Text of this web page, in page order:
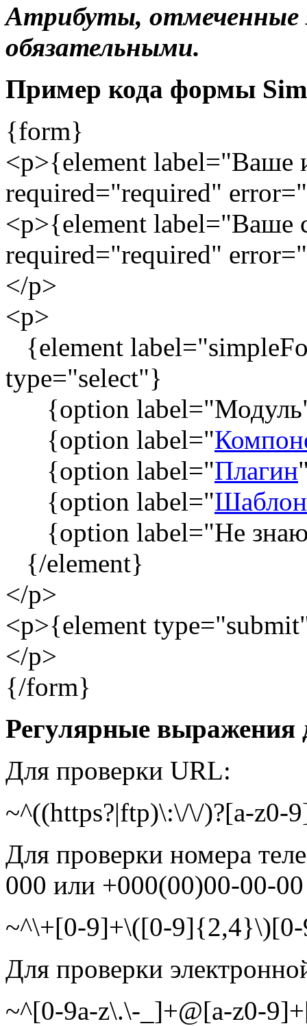
Атрибуты, отмеченные
обязательными.
Пример кода формы
{form}
<p>{element label="Ваше
required="required"
<p>{element label="Ваше
required="required"
</p>
<p>
{element
type="select"}
{option
{option label="
{option label="Плагин
{option label="Шаблон
{option label="Не
{/element}
</p>
<p>{element
</p>
{/form}
Регулярные выражения
Для проверки URL:
~^((https?|ftp)\:\/\/)?[a-
Для проверки номера
000 или +000(00)00-00-
~^\+[0-9]+\([0-
Для проверки
~^[0-9a-z\.\-_]+@[a-z0-